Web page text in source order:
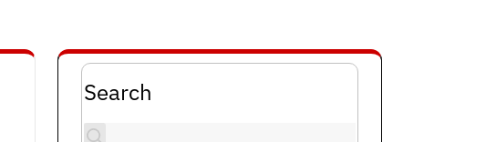
Search